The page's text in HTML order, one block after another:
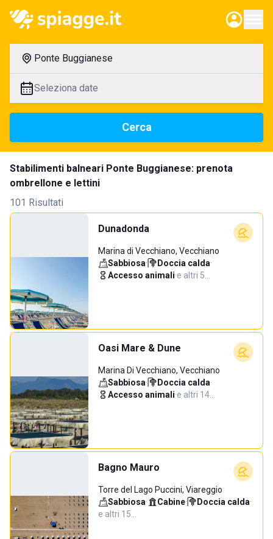
Ponte Buggianese
Seleziona date
Cerca
Stabilimenti balneari Ponte Buggianese: prenota
ombrellone e lettini
101 Risultati
Dunadonda
Marina di Vecchiano, Vecchiano
Sabbiosa· Doccia calda·
Accesso animali·e altri 5…
Oasi Mare & Dune
Marina Di Vecchiano, Vecchiano
Sabbiosa· Doccia calda·
Accesso animali·e altri 14…
Bagno Mauro
Torre del Lago Puccini, Viareggio
Sabbiosa· Cabine· Doccia calda·
e altri 15…